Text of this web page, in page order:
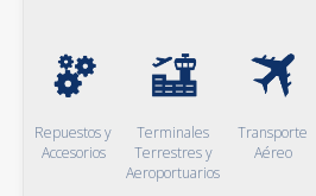
Repuestos y
Accesorios
Terminales
Terrestres y
Aeroportuarios
Transporte
Aéreo